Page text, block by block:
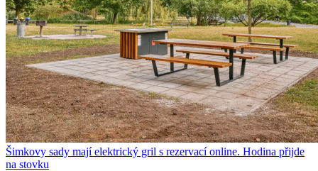
Šimkovy sady mají elektrický gril s rezervací online. Hodina přijde
na stovku